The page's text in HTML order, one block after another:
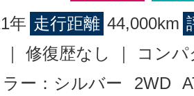
年 走行距離 44,000km
｜ 修復歴なし ｜ コン
ラー：シルバー 2WD